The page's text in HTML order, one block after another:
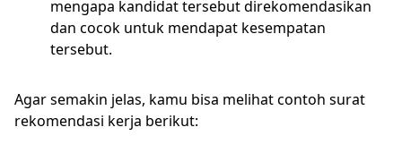
mengapa kandidat tersebut direkomendasikan
dan cocok untuk mendapat kesempatan
tersebut.
Agar semakin jelas, kamu bisa melihat contoh surat
rekomendasi kerja berikut: